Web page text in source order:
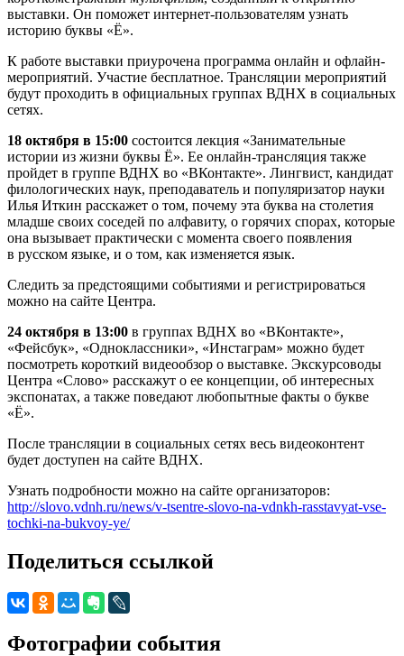
выставки. Он поможет интернет-пользователям узнать
историю буквы «Ё».
К работе выставки приурочена программа онлайн и офлайн-
мероприятий. Участие бесплатное. Трансляции мероприятий
будут проходить в официальных группах ВДНХ в социальных
сетях.
18 октября в 15:00 состоится лекция «Занимательные
истории из жизни буквы Ё». Ее онлайн-трансляция также
пройдет в группе ВДНХ во «ВКонтакте». Лингвист, кандидат
филологических наук, преподаватель и популяризатор науки
Илья Иткин расскажет о том, почему эта буква на столетия
младше своих соседей по алфавиту, о горячих спорах, которые
она вызывает практически с момента своего появления
в русском языке, и о том, как изменяется язык.
Следить за предстоящими событиями и регистрироваться
можно на сайте Центра.
24 октября в 13:00 в группах ВДНХ во «ВКонтакте»,
«Фейсбук», «Одноклассники», «Инстаграм» можно будет
посмотреть короткий видеообзор о выставке. Экскурсоводы
Центра «Слово» расскажут о ее концепции, об интересных
экспонатах, а также поведают любопытные факты о букве
«Ё».
После трансляции в социальных сетях весь видеоконтент
будет доступен на сайте ВДНХ.
Узнать подробности можно на сайте организаторов:
http://slovo.vdnh.ru/news/v-tsentre-slovo-na-vdnkh-rasstavyat-vse-
tochki-na-bukvoy-ye/
Поделиться ссылкой
Фотографии события